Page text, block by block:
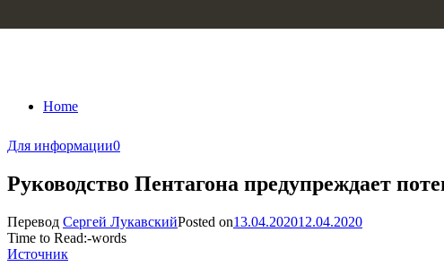
Home
Для информации0
Руководство Пентагона предупреждает
Перевод Сергей ЛукавскийPosted on13.04.202012.04.2020
Time to Read:-words
Источник